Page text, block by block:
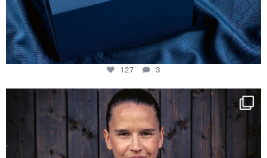
127 3
NIE USENAND GAH
Some anniversaries
292
5